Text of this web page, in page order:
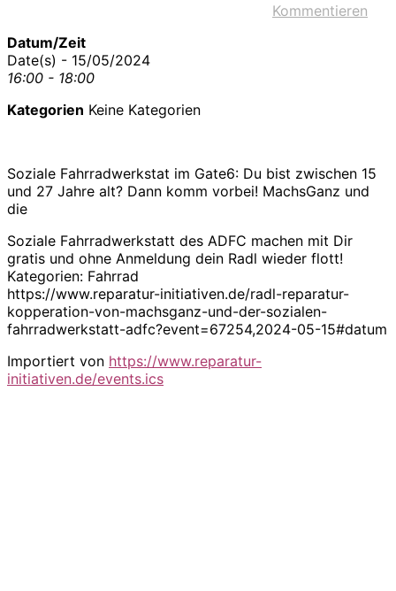
Kommentieren
Datum/Zeit
Date(s) - 15/05/2024
16:00 - 18:00
Kategorien Keine Kategorien
Soziale Fahrradwerkstat im Gate6: Du bist zwischen 15
und 27 Jahre alt? Dann komm vorbei! MachsGanz und
die
Soziale Fahrradwerkstatt des ADFC machen mit Dir
gratis und ohne Anmeldung dein Radl wieder flott!
Kategorien: Fahrrad
https://www.reparatur-initiativen.de/radl-reparatur-
kopperation-von-machsganz-und-der-sozialen-
fahrradwerkstatt-adfc?event=67254,2024-05-15#datum
Importiert von https://www.reparatur-
initiativen.de/events.ics